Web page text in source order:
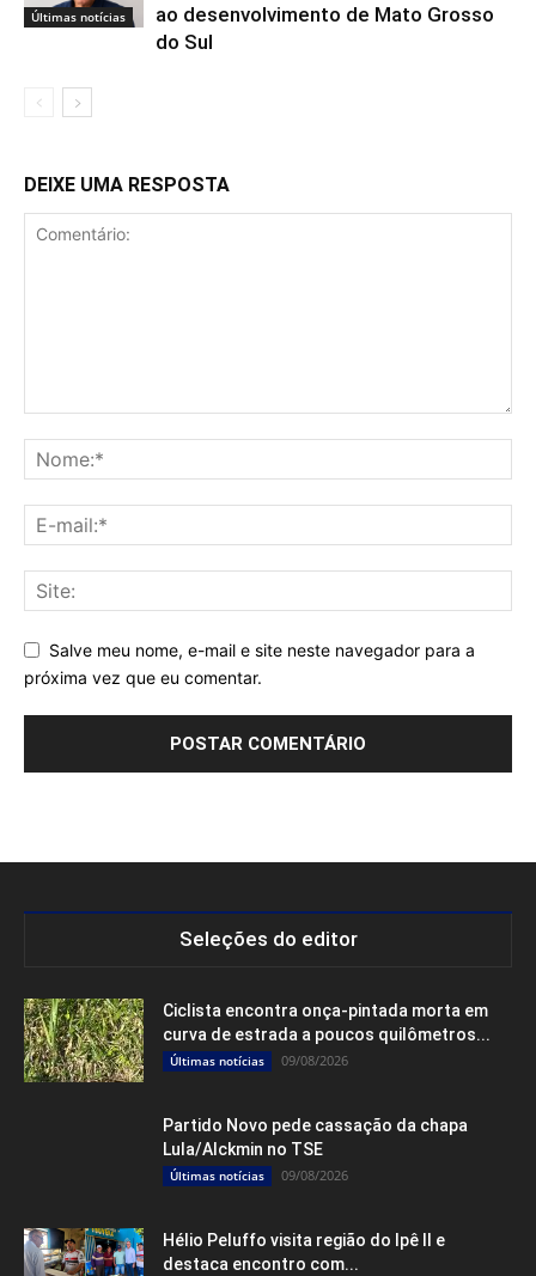
Últimas notícias
ao desenvolvimento de Mato Grosso
do Sul
DEIXE UMA RESPOSTA
Salve meu nome, e-mail e site neste navegador para a
próxima vez que eu comentar.
Seleções do editor
Ciclista encontra onça-pintada morta em
curva de estrada a poucos quilômetros...
Últimas notícias 09/08/2026
Partido Novo pede cassação da chapa
Lula/Alckmin no TSE
Últimas notícias 09/08/2026
Hélio Peluffo visita região do Ipê II e
destaca encontro com...